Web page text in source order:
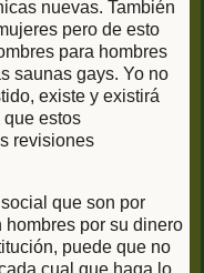
nuevas. También
pero de esto
para hombres
saunas gays. Yo no
existe y existirá
estos
revisiones
que son por
por su dinero
puede que no
cual que haga lo